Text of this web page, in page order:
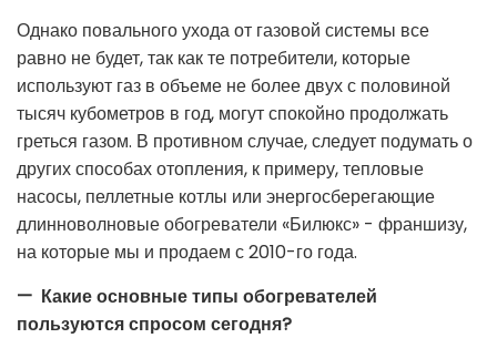
Однако повального ухода от газовой системы все
равно не будет, так как те потребители, которые
используют газ в объеме не более двух с половиной
тысяч кубометров в год, могут спокойно продолжать
греться газом. В противном случае, следует подумать о
других способах отопления, к примеру, тепловые
насосы, пеллетные котлы или энергосберегающие
длинноволновые обогреватели «Билюкс» - франшизу,
на которые мы и продаем с 2010-го года.
— Какие основные типы обогревателей
пользуются спросом сегодня?